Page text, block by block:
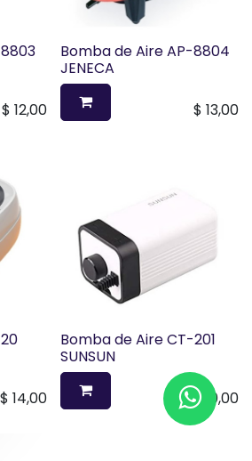
$ 12,00
Bomba de Aire AP-8804
JENECA
$ 13,00
$ 14,00
Bomba de Aire CT-201
SUNSUN
$ 10,00